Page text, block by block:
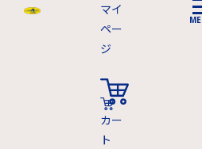
マイ
ペー
ジ
カー
ト